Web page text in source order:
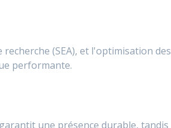
(SEA), et l'optimisation des
performante.
une présence durable, tandis